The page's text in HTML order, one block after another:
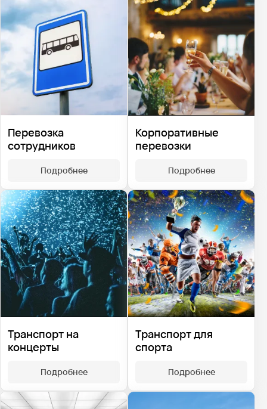
Перевозка
сотрудников
Подробнее
Корпоративные
перевозки
Подробнее
Транспорт на
концерты
Подробнее
Транспорт для
спорта
Подробнее